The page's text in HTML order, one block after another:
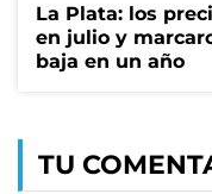
La Plata: los
en julio y
baja en un año
TU